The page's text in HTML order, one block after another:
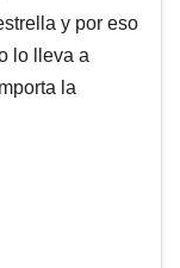
y por eso
lo lleva a
la